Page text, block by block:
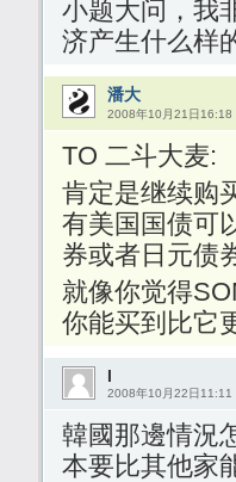
小题大问，我
济产生什么样
潘大
2008年10月21日16:18
TO 二斗大麦:
肯定是继续购
有美国国债可
券或者日元债
就像你觉得
你能买到比它
I
2008年10月22日11:11
韓國那邊情況
本要比其他家